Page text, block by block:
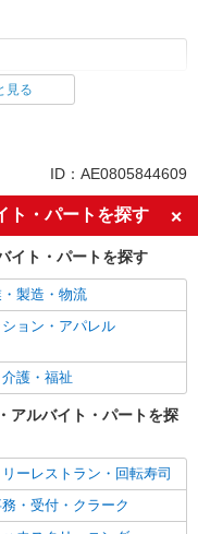
ー歓迎
（50代～）活躍中
ス・賞与あり
日勤務OK
給
見る
ID：AE0805844609
ト・パートを探す
イト・パートを探す
製造・物流
ョン・アパレル
護・福祉
アルバイト・パートを探
ーレストラン・回転寿司
・受付・クラーク